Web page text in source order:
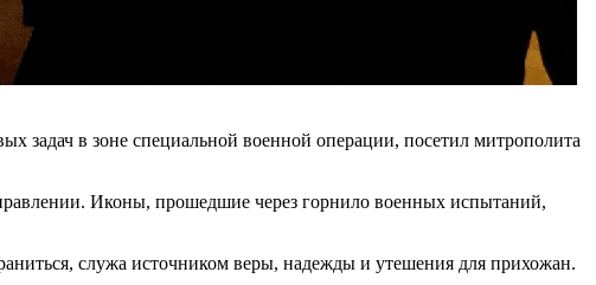
задач в зоне специальной военной операции, посетил митрополита
Иконы, прошедшие через горнило военных испытаний,
служа источником веры, надежды и утешения для прихожан.